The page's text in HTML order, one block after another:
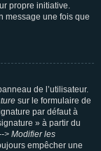
propre initiative.
message une fois que
de l’utilisateur.
sur le formulaire de
par défaut à
» à partir du
> Modifier les
empêcher une